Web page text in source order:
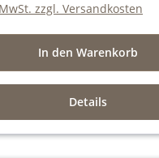
zzgl. Versandkosten
In den Warenkorb
Details